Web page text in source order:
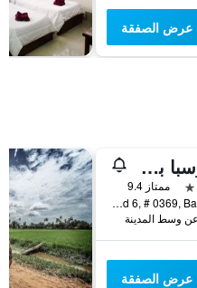
عرض الصفقة
منتجع وسبا بوراي أنغكور
ممتاز 9.4
National Road 6, # 0369, Banteay Chas, سيم ريب, كمبوديا
عرض الصفقة